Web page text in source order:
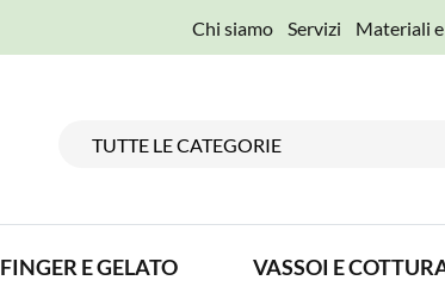
Chi siamo Servizi Materiali
FINGER E GELATO VASSOI E